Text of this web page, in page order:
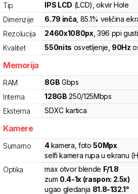
Tip IPS LCD (LCD) , okvir Hole
Dimenzije
6.79 inča , 85.1% veličina
Rezolucija
2460x1080px, 396 ppi
Kvalitet
550nits osvetljenje 90Hz
Memorija
RAM 8GB Gbps
Interna
128GB 250/125Mbps
Eksterna
SDXC kartica
Kamere
Sumarno 4kamera foto50Mpx
selfi kamera rupa u ekranu
Optika
max otvor blende F/1.8
zum 0.4-1x (raspon: 2.5x)
ugao gledanja 81.8-132.1°